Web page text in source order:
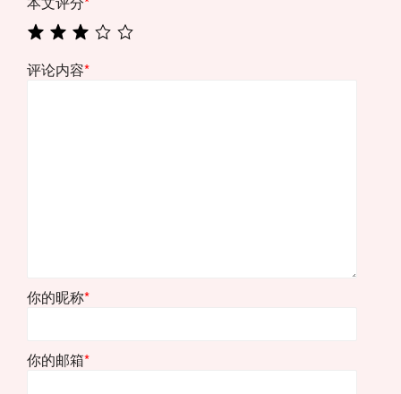
评论内容*
你的昵称*
你的邮箱*